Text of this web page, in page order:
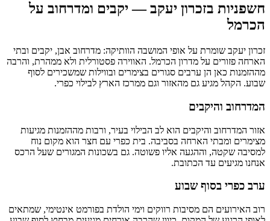
חשפניות בזכרון יעקב — יקבים ומדרחוב על
הכרמל
זכרון יעקב שומרת על אופי המושבה הוותיקה: מדרחוב אבן, יקבים ובתי
הארחה פזורים על מדרון הכרמל. האווירה פסטורלית ולא ממהרת, והרבה
מההזמנות כאן הן ערבים סגורים בצימרים ובווילות שמשכירים לסוף
שבוע. הקהל מגיע גם מהאזור וגם ממרכז הארץ לבילוי כפרי.
המדרחוב והיקבים
אזור המדרחוב והיקבים הוא לב הבילוי בעיר, ורבות מההזמנות מגיעות
מצימרים ומבתי הארחה בסביבה. בית כפרי עם חצר הוא מקום נוח
למסיבה שקטה, וההגעה אליו פשוטה. גם בשכונות המגורים שעל הרכס
אנחנו מגיעים עד הכתובת.
ערב כפרי בסוף שבוע
רוב האירועים הם מסיבות רווקים וימי הולדת בפורמט אינטימי, שמתאים